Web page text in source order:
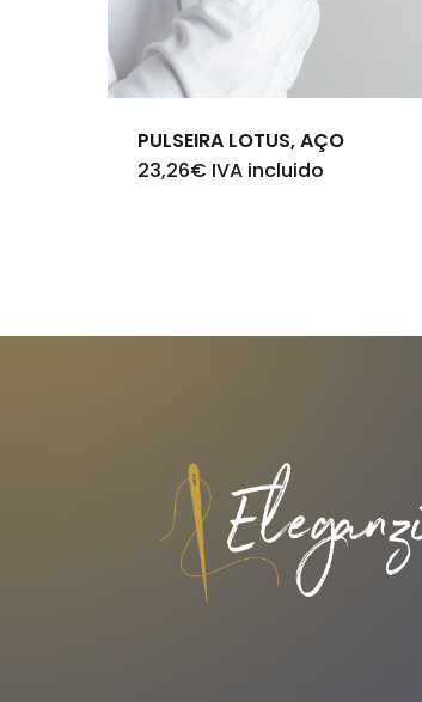
PULSEIRA LOTUS, AÇO
23,26€ IVA incluido